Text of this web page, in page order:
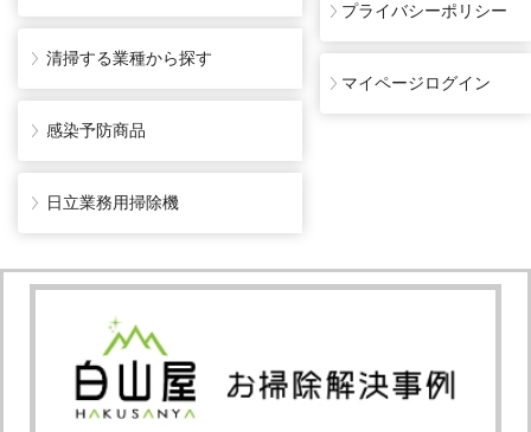
清掃する業種から探す
感染予防商品
日立業務用掃除機
プライバシーポリシー
マイページログイン